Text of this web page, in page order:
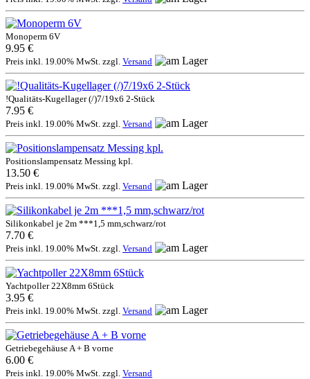
Monoperm 6V
9.95 €
Preis inkl. 19.00% MwSt. zzgl. Versand
!Qualitäts-Kugellager (/)7/19x6 2-Stück
7.95 €
Preis inkl. 19.00% MwSt. zzgl. Versand
Positionslampensatz Messing kpl.
13.50 €
Preis inkl. 19.00% MwSt. zzgl. Versand
Silikonkabel je 2m ***1,5 mm,schwarz/rot
7.70 €
Preis inkl. 19.00% MwSt. zzgl. Versand
Yachtpoller 22X8mm 6Stück
3.95 €
Preis inkl. 19.00% MwSt. zzgl. Versand
Getriebegehäuse A + B vorne
6.00 €
Preis inkl. 19.00% MwSt. zzgl. Versand